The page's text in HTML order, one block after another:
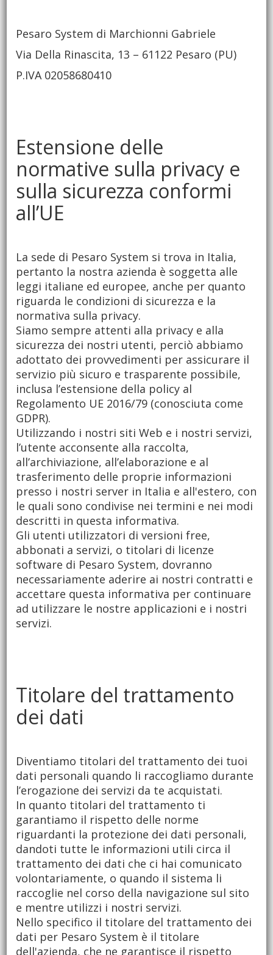
Pesaro System di Marchionni Gabriele
Via Della Rinascita, 13 – 61122 Pesaro (PU)
P.IVA 02058680410
Estensione delle
normative sulla privacy e
sulla sicurezza conformi
all’UE
La sede di Pesaro System si trova in Italia,
pertanto la nostra azienda è soggetta alle
leggi italiane ed europee, anche per quanto
riguarda le condizioni di sicurezza e la
normativa sulla privacy.
Siamo sempre attenti alla privacy e alla
sicurezza dei nostri utenti, perciò abbiamo
adottato dei provvedimenti per assicurare il
servizio più sicuro e trasparente possibile,
inclusa l’estensione della policy al
Regolamento UE 2016/79 (conosciuta come
GDPR).
Utilizzando i nostri siti Web e i nostri servizi,
l’utente acconsente alla raccolta,
all’archiviazione, all’elaborazione e al
trasferimento delle proprie informazioni
presso i nostri server in Italia e all'estero, con
le quali sono condivise nei termini e nei modi
descritti in questa informativa.
Gli utenti utilizzatori di versioni free,
abbonati a servizi, o titolari di licenze
software di Pesaro System, dovranno
necessariamente aderire ai nostri contratti e
accettare questa informativa per continuare
ad utilizzare le nostre applicazioni e i nostri
servizi.
Titolare del trattamento
dei dati
Diventiamo titolari del trattamento dei tuoi
dati personali quando li raccogliamo durante
l’erogazione dei servizi da te acquistati.
In quanto titolari del trattamento ti
garantiamo il rispetto delle norme
riguardanti la protezione dei dati personali,
dandoti tutte le informazioni utili circa il
trattamento dei dati che ci hai comunicato
volontariamente, o quando il sistema li
raccoglie nel corso della navigazione sul sito
e mentre utilizzi i nostri servizi.
Nello specifico il titolare del trattamento dei
dati per Pesaro System è il titolare
dell'azienda, che ne garantisce il rispetto